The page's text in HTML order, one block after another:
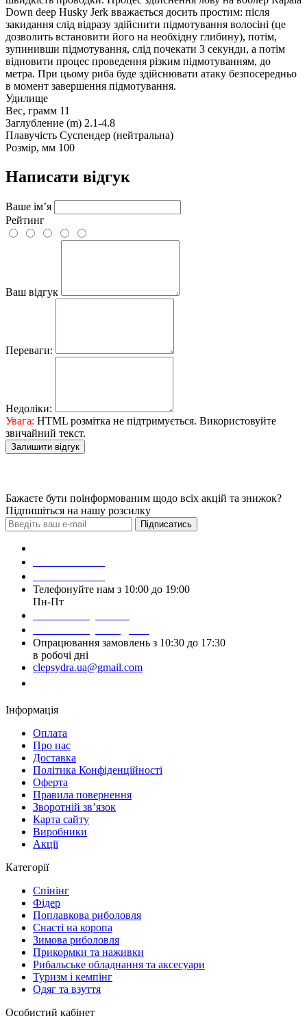
Down deep Husky Jerk вважається досить простим: після
закидання слід відразу здійснити підмотування волосіні (це
дозволить встановити його на необхідну глибину), потім,
зупинивши підмотування, слід почекати 3 секунди, а потім
відновити процес проведення різким підмотуванням, до
метра. При цьому риба буде здійснювати атаку безпосередньо
в момент завершення підмотування.
Удилище
Вес, грамм 11
Заглубление (m) 2.1-4.8
Плавучість Суспендер (нейтральна)
Розмір, мм 100
Написати відгук
Ваше ім’я
Рейтинг
Ваш відгук
Переваги:
Недоліки:
Увага: HTML розмітка не підтримується. Використовуйте
звичайний текст.
Залишити відгук
Бажаєте бути поінформованим щодо всіх акцій та знижок?
Підпишіться на нашу розсилку
Підписатись
Телефонуйте нам з 10:00 до 19:00
Пн-Пт
Опрацювання замовлень з 10:30 до 17:30
в робочі дні
clepsydra.ua@gmail.com
Інформація
Оплата
Про нас
Доставка
Політика Конфіденційності
Оферта
Правила повернення
Зворотній зв’язок
Карта сайту
Виробники
Акції
Категорії
Спінінг
Фідер
Поплавкова риболовля
Снасті на коропа
Зимова риболовля
Прикормки та наживки
Рибальське обладнання та аксесуари
Туризм і кемпінг
Одяг та взуття
Особистий кабінет